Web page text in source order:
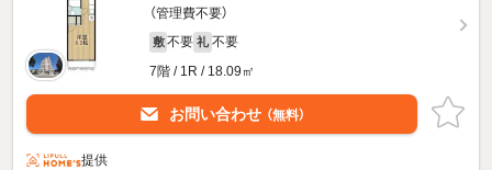
（管理費不要）
敷 不要 礼 不要
7階 / 1R / 18.09㎡
お問い合わせ （無料）
提供